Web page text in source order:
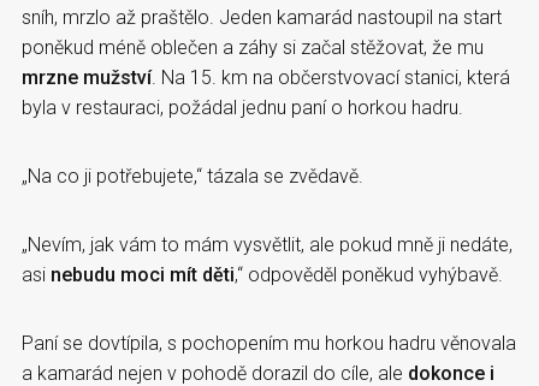
sníh, mrzlo až praštělo. Jeden kamarád nastoupil na start
poněkud méně oblečen a záhy si začal stěžovat, že mu
mrzne mužství. Na 15. km na občerstvovací stanici, která
byla v restauraci, požádal jednu paní o horkou hadru.
„Na co ji potřebujete,“ tázala se zvědavě.
„Nevím, jak vám to mám vysvětlit, ale pokud mně ji nedáte,
asi nebudu moci mít děti,“ odpověděl poněkud vyhýbavě.
Paní se dovtípila, s pochopením mu horkou hadru věnovala
a kamarád nejen v pohodě dorazil do cíle, ale dokonce i